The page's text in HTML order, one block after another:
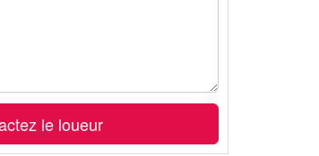
le loueur